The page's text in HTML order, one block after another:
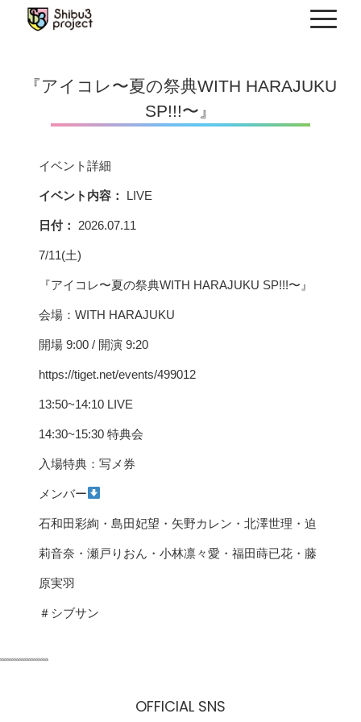
『アイコレ〜夏の祭典WITH HARAJUKU
SP!!!〜』
イベント詳細
イベント内容： LIVE
日付： 2026.07.11
7/11(土)
『アイコレ〜夏の祭典WITH HARAJUKU SP!!!〜』
会場：WITH HARAJUKU
開場 9:00 / 開演 9:20
https://tiget.net/events/499012
13:50~14:10 LIVE
14:30~15:30 特典会
入場特典：写メ券
メンバー
石和田彩絢・島田妃望・矢野カレン・北澤世理・迫
莉音奈・瀬戸りおん・小林凛々愛・福田蒔已花・藤
原実羽
＃シブサン
ssssssssssssssssssss
OFFICIAL SNS